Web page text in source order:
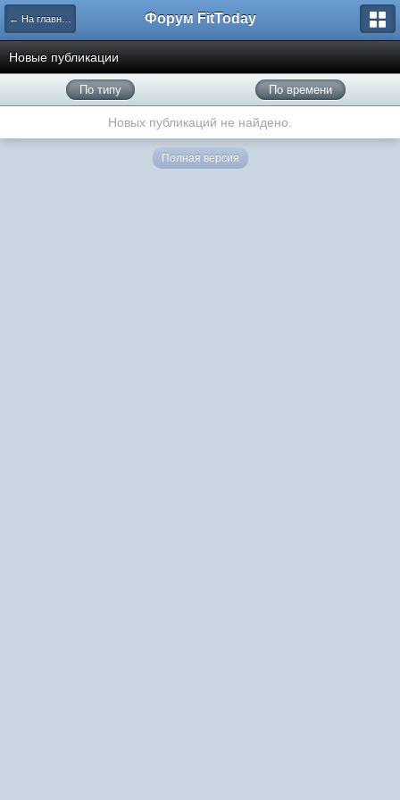
← На главную Форум FitToday
Новые публикации
По типу По времени
Новых публикаций не найдено.
Полная версия